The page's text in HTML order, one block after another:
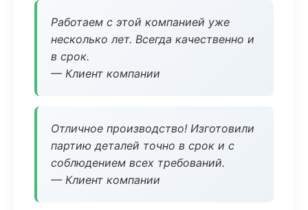
Работаем с этой компанией уже
несколько лет. Всегда качественно и
в срок.
— Клиент компании
Отличное производство! Изготовили
партию деталей точно в срок и с
соблюдением всех требований.
— Клиент компании